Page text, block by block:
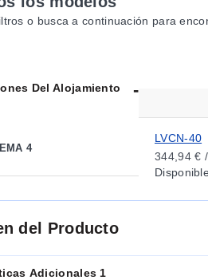
o busca a continuación para
Del Alojamiento
4
LVCN-40
344,94 €
del Producto
Adicionales 1